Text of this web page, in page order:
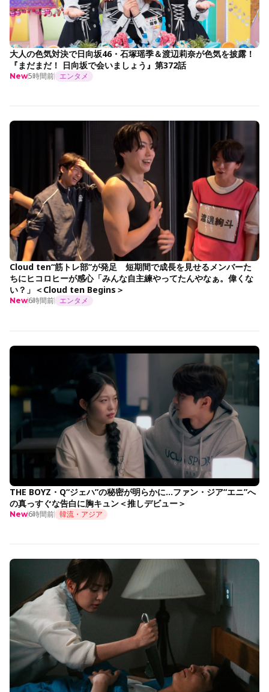
大人の色気対決で日向坂46・石塚瑶季＆渡辺莉奈が色気を披露！
『まだまだ！ 日向坂で会いましょう』第372話
New5時間前 エンタメ
Cloud ten“筋トレ部”が発足 短期間で成長を見せるメンバーた
ちにヒコロヒーが感心「みんな自主練やってたんやなぁ。偉くな
い？」＜Cloud ten Begins＞
New6時間前 エンタメ
THE BOYZ・Q“ジェハ”の秘密が明らかに…ファン・ジア“エニ”へ
の真っすぐな告白に胸キュン＜推しデビュー＞
New6時間前 韓流・アジア